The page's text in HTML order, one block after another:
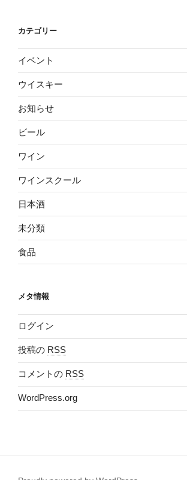
カテゴリー
イベント
ウイスキー
お知らせ
ビール
ワイン
ワインスクール
日本酒
未分類
食品
メタ情報
ログイン
投稿の RSS
コメントの RSS
WordPress.org